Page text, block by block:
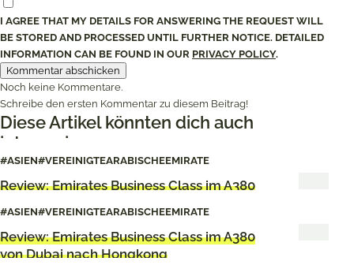
I AGREE THAT MY DETAILS FOR ANSWERING THE REQUEST WILL
BE STORED AND PROCESSED UNTIL FURTHER NOTICE. DETAILED
INFORMATION CAN BE FOUND IN OUR PRIVACY POLICY.
Noch keine Kommentare.
Schreibe den ersten Kommentar zu diesem Beitrag!
Diese Artikel könnten dich auch
interessieren
#ASIEN#VEREINIGTEARABISCHEEMIRATE
Review: Emirates Business Class im A380
#ASIEN#VEREINIGTEARABISCHEEMIRATE
Review: Emirates Business Class im A380
von Dubai nach Hongkong